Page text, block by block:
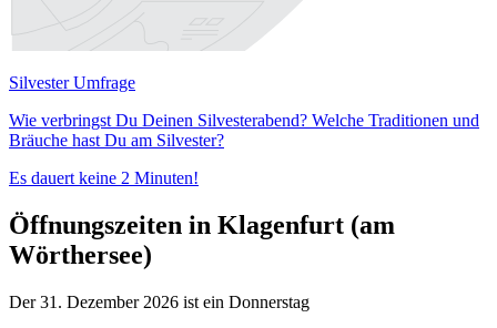
Silvester Umfrage
Wie verbringst Du Deinen Silvesterabend? Welche Traditionen und
Bräuche hast Du am Silvester?
Es dauert keine 2 Minuten!
Öffnungszeiten in Klagenfurt (am
Wörthersee)
Der 31. Dezember 2026 ist ein Donnerstag